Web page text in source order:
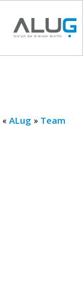
ALug » Team
»